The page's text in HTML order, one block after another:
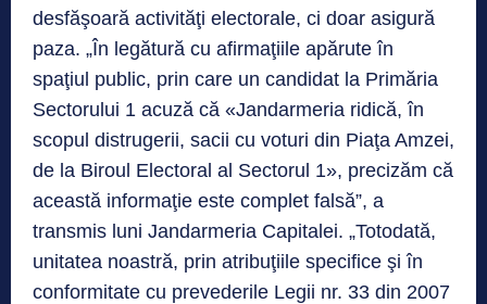
desfăşoară activităţi electorale, ci doar asigură
paza. „În legătură cu afirmaţiile apărute în
spaţiul public, prin care un candidat la Primăria
Sectorului 1 acuză că «Jandarmeria ridică, în
scopul distrugerii, sacii cu voturi din Piaţa Amzei,
de la Biroul Electoral al Sectorul 1», precizăm că
această informaţie este complet falsă”, a
transmis luni Jandarmeria Capitalei. „Totodată,
unitatea noastră, prin atribuţiile specifice şi în
conformitate cu prevederile Legii nr. 33 din 2007